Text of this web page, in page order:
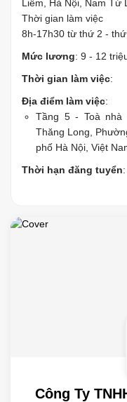
Liêm, Hà Nội, Nam Từ
Thời gian làm việc
8h-17h30 từ thứ 2 -
Mức lương: 9 - 12
Thời gian làm việc:
Địa điểm làm việc:
Tầng 5 - Toà nhà
Thăng Long,
phố Hà Nội, Việt
Thời hạn đăng tuyển
Công Ty